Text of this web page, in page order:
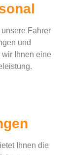
Fahrer
und
Ihnen eine
Ihnen die